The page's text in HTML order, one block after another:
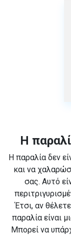
Η
Η παραλία δεν
και να
σας. Αυτό
Έτσι, αν
παραλία είναι
Μπορεί να